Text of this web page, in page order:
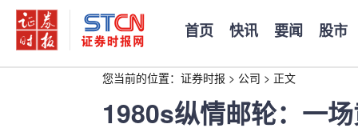
首页 快讯 要闻 股市
您当前的位置： 证券时报 > 公司 > 正文
1980s纵情邮轮：一